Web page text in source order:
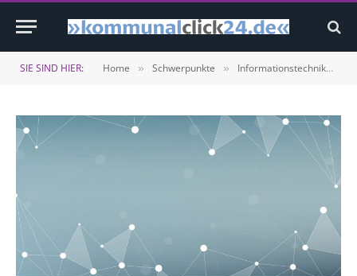
SIE SIND HIER: Home » Schwerpunkte » Informationstechnik